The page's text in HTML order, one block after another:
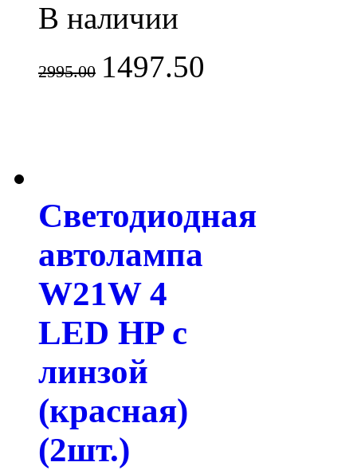
В наличии
2995.00 1497.50
Светодиодная
автолампа
W21W 4
LED HP с
линзой
(красная)
(2шт.)